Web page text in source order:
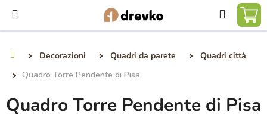
contenuto
Ricerca
Decorazioni Quadri da parete
Quadri città
Quadro Torre Pendente di Pisa
Quadro Torre Pendente di Pisa